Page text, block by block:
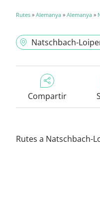
Rutes » Alemanya » Alemanya »
Natschbach-
Compartir
Rutes a Natschbach-